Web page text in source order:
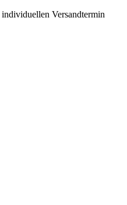
Versandtermin